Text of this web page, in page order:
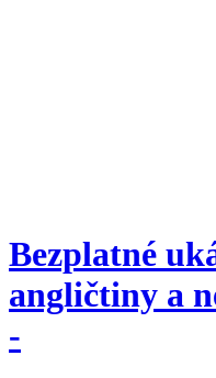
Bezplatné
angličtiny a
-